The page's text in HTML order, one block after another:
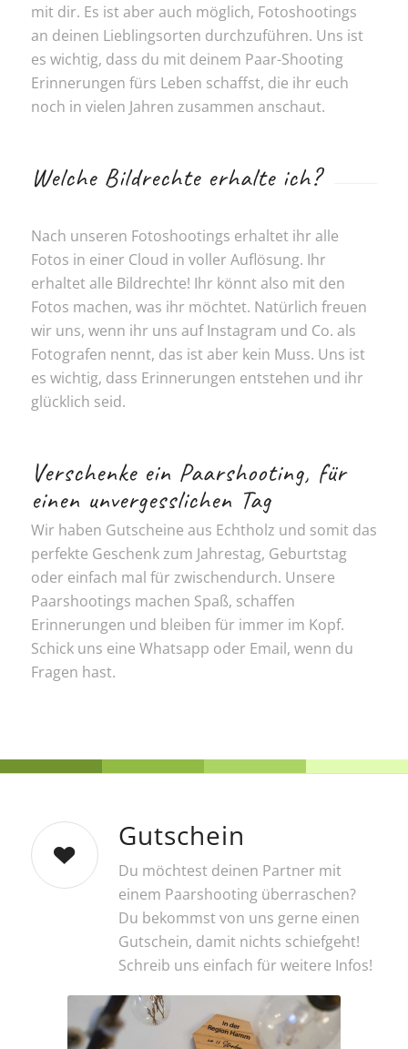
mit dir. Es ist aber auch möglich, Fotoshootings
an deinen Lieblingsorten durchzuführen. Uns ist
es wichtig, dass du mit deinem Paar-Shooting
Erinnerungen fürs Leben schaffst, die ihr euch
noch in vielen Jahren zusammen anschaut.
Welche Bildrechte erhalte ich?
Nach unseren Fotoshootings erhaltet ihr alle
Fotos in einer Cloud in voller Auflösung. Ihr
erhaltet alle Bildrechte! Ihr könnt also mit den
Fotos machen, was ihr möchtet. Natürlich freuen
wir uns, wenn ihr uns auf Instagram und Co. als
Fotografen nennt, das ist aber kein Muss. Uns ist
es wichtig, dass Erinnerungen entstehen und ihr
glücklich seid.
Verschenke ein Paarshooting, für
einen unvergesslichen Tag
Wir haben Gutscheine aus Echtholz und somit das
perfekte Geschenk zum Jahrestag, Geburtstag
oder einfach mal für zwischendurch. Unsere
Paarshootings machen Spaß, schaffen
Erinnerungen und bleiben für immer im Kopf.
Schick uns eine Whatsapp oder Email, wenn du
Fragen hast.
Gutschein
Du möchtest deinen Partner mit
einem Paarshooting überraschen?
Du bekommst von uns gerne einen
Gutschein, damit nichts schiefgeht!
Schreib uns einfach für weitere Infos!